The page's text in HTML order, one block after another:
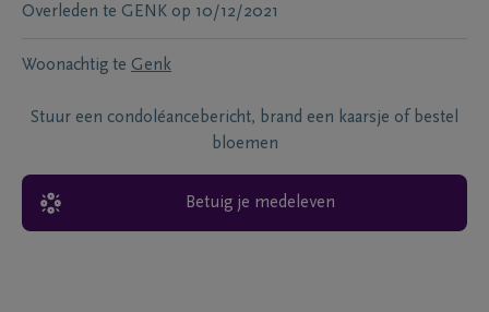
Overleden te GENK op 10/12/2021
Woonachtig te Genk
Stuur een condoléancebericht, brand een kaarsje of bestel
bloemen
Betuig je medeleven